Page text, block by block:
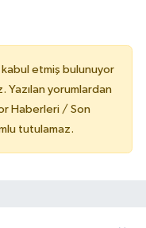
kabul etmiş bulunuyor
Yazılan yorumlardan
Haberleri / Son
tutulamaz.